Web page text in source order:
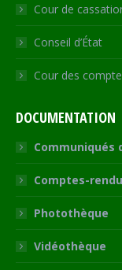
Cour de
Conseil d’État
Cour des
DOCUMENTATION
Communiqués
Comptes-
Photothèque
Vidéothèque